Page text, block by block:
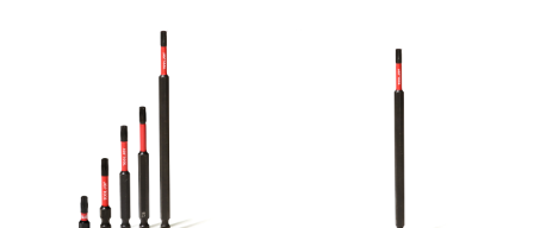
na nárazové vŕtačky z
ocele S2
nárazové vŕtačky a
elektrické skrutkovačky